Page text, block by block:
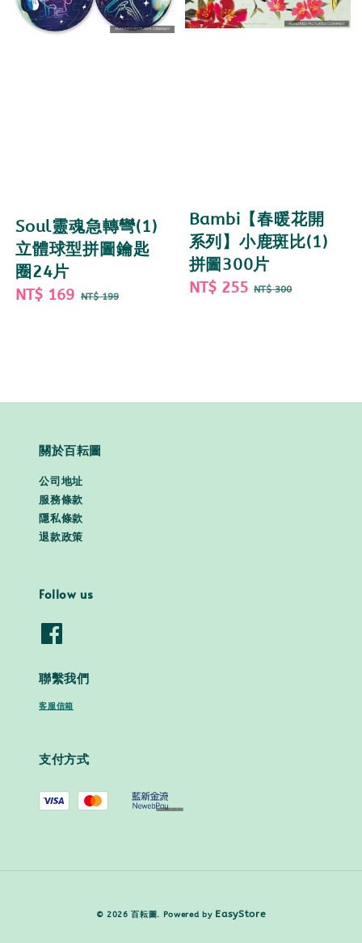
Soul靈魂急轉彎(1)
立體球型拼圖鑰匙
圈24片
Sale
NT$ 169 Regular
NT$ 199
Bambi【春暖花開
系列】小鹿斑比(1)
拼圖300片
Sale
NT$ 255 Regular
NT$ 300
關於百耘圖
公司地址
服務條款
隱私條款
退款政策
Follow us
聯繫我們
客服信箱
支付方式
© 2026 百耘圖. Powered by EasyStore